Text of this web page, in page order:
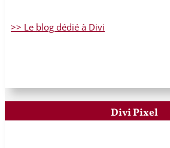
>> Le blog dédié à Divi
Divi Pixel